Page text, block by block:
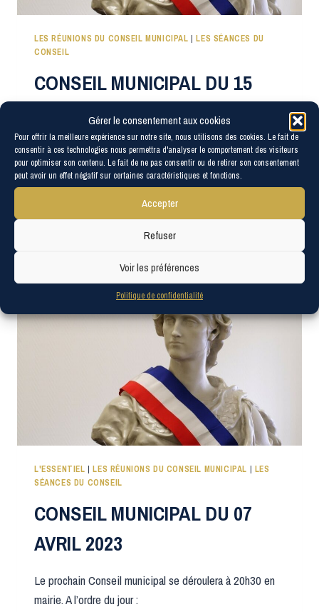
Gérer le consentement aux cookies
Pour offrir la meilleure expérience sur notre site, nous utilisons des cookies. Le fait de
consentir à ces technologies nous permettra d'analyser le comportement des visiteurs
pour optimiser son contenu. Le fait de ne pas consentir ou de retirer son consentement
peut avoir un effet négatif sur certaines caractéristiques et fonctions.
Accepter
Refuser
Voir les préférences
Politique de confidentialité
LES RÉUNIONS DU CONSEIL MUNICIPAL |LES SÉANCES DU
CONSEIL
CONSEIL MUNICIPAL DU 15
JUIN 2023
Le prochain Conseil municipal se déroulera à 20h30 en
mairie. A l’ordre du jour :
L'ESSENTIEL |LES RÉUNIONS DU CONSEIL MUNICIPAL | LES
SÉANCES DU CONSEIL
CONSEIL MUNICIPAL DU 07
AVRIL 2023
Le prochain Conseil municipal se déroulera à 20h30 en
mairie. A l’ordre du jour :